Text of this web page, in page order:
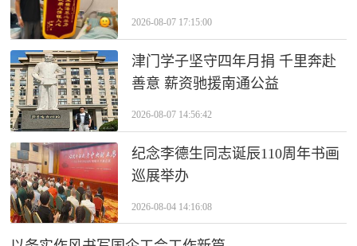
2026-08-07 17:15:00
津门学子坚守四年月捐 千里奔赴
善意 薪资驰援南通公益
2026-08-07 14:56:42
纪念李德生同志诞辰110周年书画
巡展举办
2026-08-04 14:16:08